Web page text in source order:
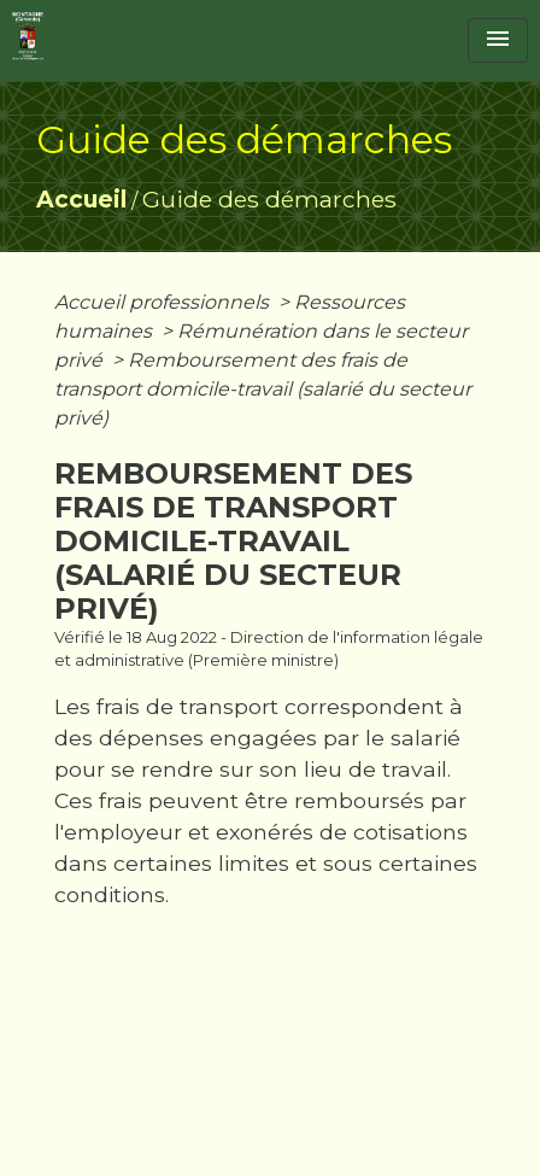
menu
Guide des démarches
Accueil/Guide des démarches
Accueil professionnels > Ressources
humaines > Rémunération dans le secteur
privé > Remboursement des frais de
transport domicile-travail (salarié du secteur
privé)
REMBOURSEMENT DES
FRAIS DE TRANSPORT
DOMICILE-TRAVAIL
(SALARIÉ DU SECTEUR
PRIVÉ)
Vérifié le 18 Aug 2022 - Direction de l'information légale
et administrative (Première ministre)
Les frais de transport correspondent à
des dépenses engagées par le salarié
pour se rendre sur son lieu de travail.
Ces frais peuvent être remboursés par
l'employeur et exonérés de cotisations
dans certaines limites et sous certaines
conditions.